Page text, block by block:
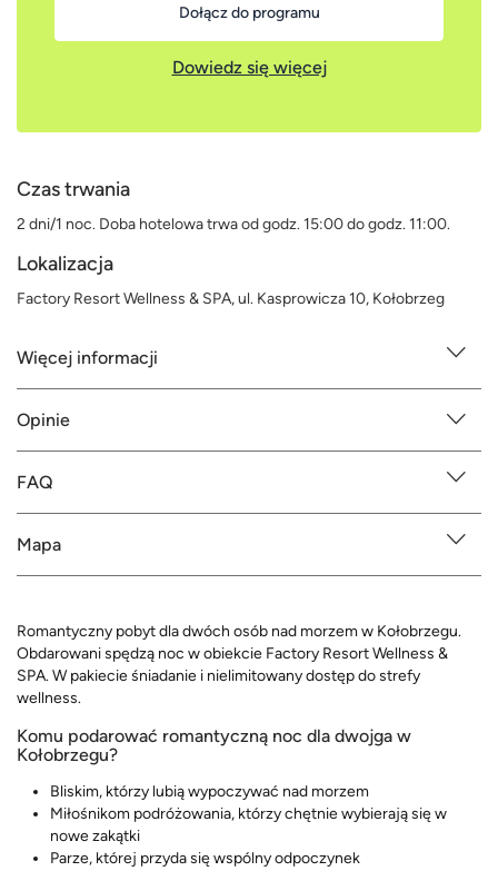
Dołącz do programu
Dowiedz się więcej
Czas trwania
2 dni/1 noc. Doba hotelowa trwa od godz. 15:00 do godz. 11:00.
Lokalizacja
Factory Resort Wellness & SPA, ul. Kasprowicza 10, Kołobrzeg
Więcej informacji
Opinie
FAQ
Mapa
Romantyczny pobyt dla dwóch osób nad morzem w Kołobrzegu.
Obdarowani spędzą noc w obiekcie Factory Resort Wellness &
SPA. W pakiecie śniadanie i nielimitowany dostęp do strefy
wellness.
Komu podarować romantyczną noc dla dwojga w
Kołobrzegu?
Bliskim, którzy lubią wypoczywać nad morzem
Miłośnikom podróżowania, którzy chętnie wybierają się w
nowe zakątki
Parze, której przyda się wspólny odpoczynek